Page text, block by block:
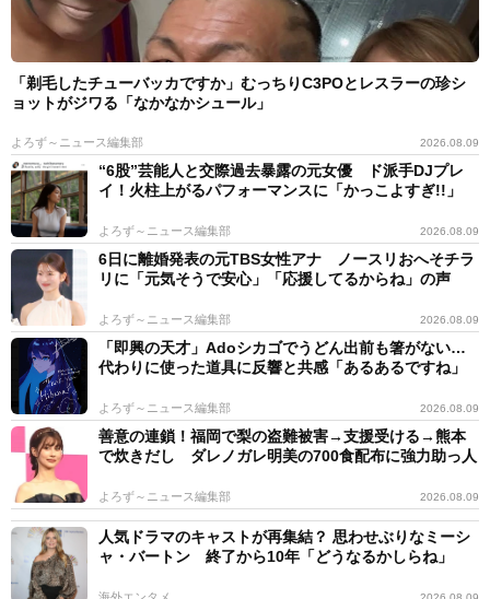
「剃毛したチューバッカですか」むっちりC3POとレスラーの珍シ
ョットがジワる「なかなかシュール」
よろず～ニュース編集部 2026.08.09
“6股”芸能人と交際過去暴露の元女優 ド派手DJプレ
イ！火柱上がるパフォーマンスに「かっこよすぎ!!」
よろず～ニュース編集部 2026.08.09
6日に離婚発表の元TBS女性アナ ノースリおへそチラ
リに「元気そうで安心」「応援してるからね」の声
よろず～ニュース編集部 2026.08.09
「即興の天才」Adoシカゴでうどん出前も箸がない…
代わりに使った道具に反響と共感「あるあるですね」
よろず～ニュース編集部 2026.08.09
善意の連鎖！福岡で梨の盗難被害→支援受ける→熊本
で炊きだし ダレノガレ明美の700食配布に強力助っ人
よろず～ニュース編集部 2026.08.09
人気ドラマのキャストが再集結？ 思わせぶりなミーシ
ャ・バートン 終了から10年「どうなるかしらね」